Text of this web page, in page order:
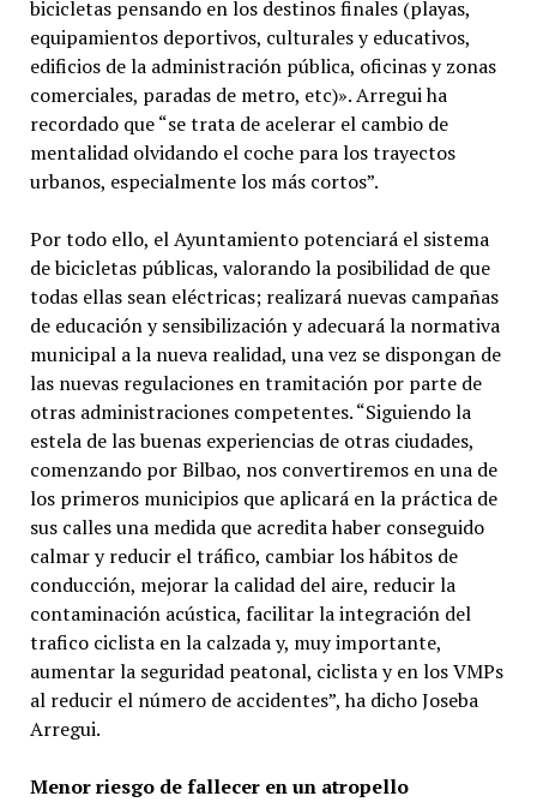
bicicletas pensando en los destinos finales (playas,
equipamientos deportivos, culturales y educativos,
edificios de la administración pública, oficinas y zonas
comerciales, paradas de metro, etc)». Arregui ha
recordado que “se trata de acelerar el cambio de
mentalidad olvidando el coche para los trayectos
urbanos, especialmente los más cortos”.
Por todo ello, el Ayuntamiento potenciará el sistema
de bicicletas públicas, valorando la posibilidad de que
todas ellas sean eléctricas; realizará nuevas campañas
de educación y sensibilización y adecuará la normativa
municipal a la nueva realidad, una vez se dispongan de
las nuevas regulaciones en tramitación por parte de
otras administraciones competentes. “Siguiendo la
estela de las buenas experiencias de otras ciudades,
comenzando por Bilbao, nos convertiremos en una de
los primeros municipios que aplicará en la práctica de
sus calles una medida que acredita haber conseguido
calmar y reducir el tráfico, cambiar los hábitos de
conducción, mejorar la calidad del aire, reducir la
contaminación acústica, facilitar la integración del
trafico ciclista en la calzada y, muy importante,
aumentar la seguridad peatonal, ciclista y en los VMPs
al reducir el número de accidentes”, ha dicho Joseba
Arregui.
Menor riesgo de fallecer en un atropello